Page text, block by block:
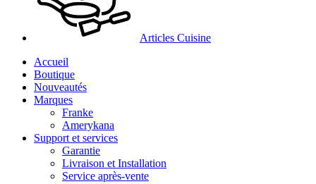
Articles Cuisine
Accueil
Boutique
Nouveautés
Marques
Franke
Amerykana
Support et services
Garantie
Livraison et Installation
Service après-vente